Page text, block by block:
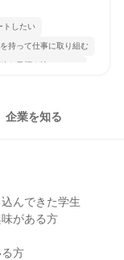
トしたい
持って仕事に取り組む
な目標を追いかける
企業を知る
んできた学生
がある方
方